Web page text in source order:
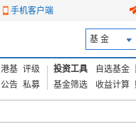
手机客户端
基 金
港基 评级
公告 私募
投资工具 自选基金
基金筛选
收益计算